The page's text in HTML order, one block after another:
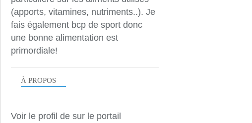
(apports, vitamines, nutriments..). Je
fais également bcp de sport donc
une bonne alimentation est
primordiale!
À PROPOS
Voir le profil de sur le portail